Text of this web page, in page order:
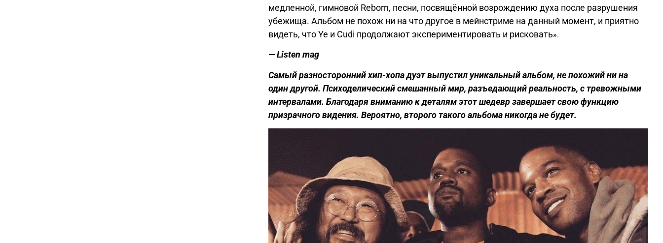
медленной, гимновой Reborn, песни, посвящённой возрождению духа после разрушения
убежища. Альбом не похож ни на что другое в мейнстриме на данный момент, и приятно
видеть, что Ye и Cudi продолжают экспериментировать и рисковать».
— Listen mag
Самый разносторонний хип-хопа дуэт выпустил уникальный альбом, не похожий ни на
один другой. Психоделический смешанный мир, разъедающий реальность, с тревожными
интервалами. Благодаря вниманию к деталям этот шедевр завершает свою функцию
призрачного видения. Вероятно, второго такого альбома никогда не будет.